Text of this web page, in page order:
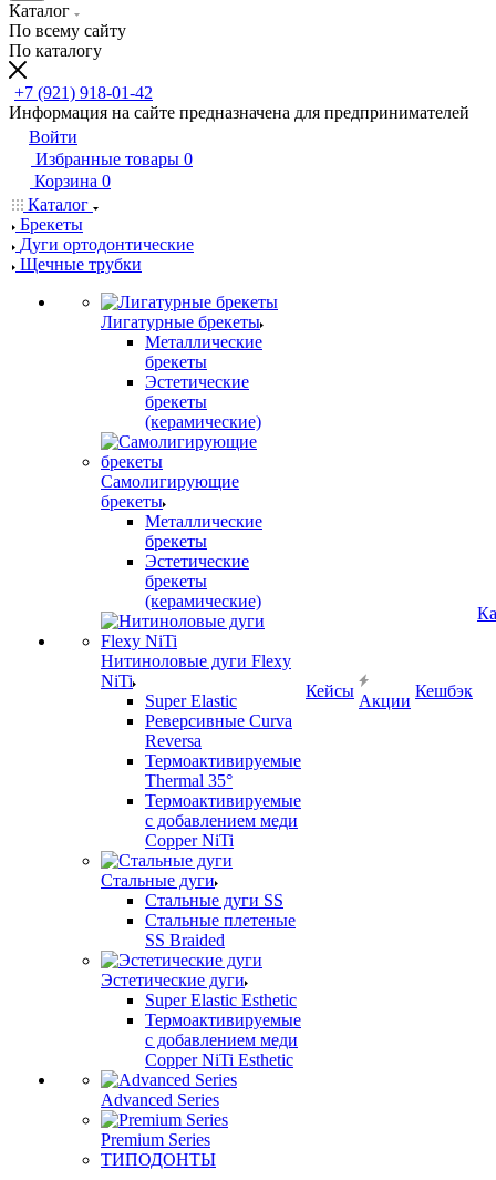
Каталог
По всему сайту
По каталогу
+7 (921) 918-01-42
Информация на сайте предназначена для предпринимателей
Войти
Избранные товары 0
Корзина 0
Каталог
Брекеты
Дуги ортодонтические
Щечные трубки
Лигатурные брекеты
Металлические
брекеты
Эстетические
брекеты
(керамические)
Самолигирующие
брекеты
Металлические
брекеты
Эстетические
брекеты
(керамические)
Нитиноловые дуги Flexy
NiTi
Super Elastic
Реверсивные Curva
Reversa
Термоактивируемые
Thermal 35°
Термоактивируемые
с добавлением меди
Copper NiTi
Стальные дуги
Стальные дуги SS
Стальные плетеные
SS Braided
Эстетические дуги
Super Elastic Esthetic
Термоактивируемые
с добавлением меди
Copper NiTi Esthetic
Advanced Series
Premium Series
ТИПОДОНТЫ
Кейсы
Акции
Кешбэк